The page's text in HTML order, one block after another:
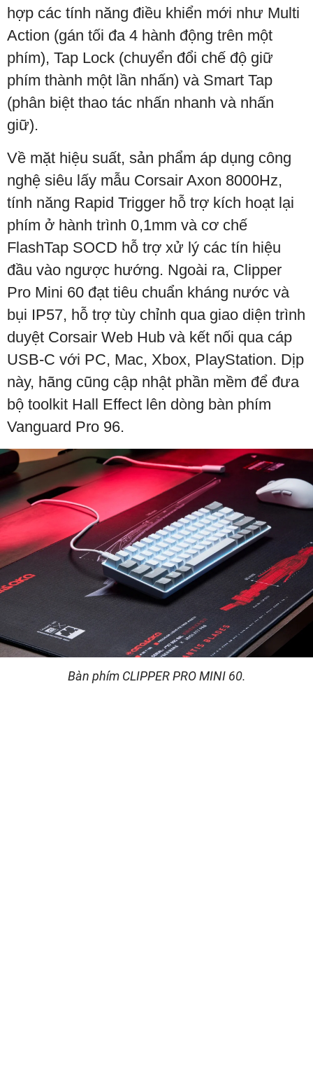
hợp các tính năng điều khiển mới như Multi
Action (gán tối đa 4 hành động trên một
phím), Tap Lock (chuyển đổi chế độ giữ
phím thành một lần nhấn) và Smart Tap
(phân biệt thao tác nhấn nhanh và nhấn
giữ).
Về mặt hiệu suất, sản phẩm áp dụng công
nghệ siêu lấy mẫu Corsair Axon 8000Hz,
tính năng Rapid Trigger hỗ trợ kích hoạt lại
phím ở hành trình 0,1mm và cơ chế
FlashTap SOCD hỗ trợ xử lý các tín hiệu
đầu vào ngược hướng. Ngoài ra, Clipper
Pro Mini 60 đạt tiêu chuẩn kháng nước và
bụi IP57, hỗ trợ tùy chỉnh qua giao diện trình
duyệt Corsair Web Hub và kết nối qua cáp
USB-C với PC, Mac, Xbox, PlayStation. Dịp
này, hãng cũng cập nhật phần mềm để đưa
bộ toolkit Hall Effect lên dòng bàn phím
Vanguard Pro 96.
Bàn phím CLIPPER PRO MINI 60.